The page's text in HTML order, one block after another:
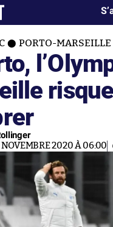
PORTO-MARSEILLE
2020 À 06:00